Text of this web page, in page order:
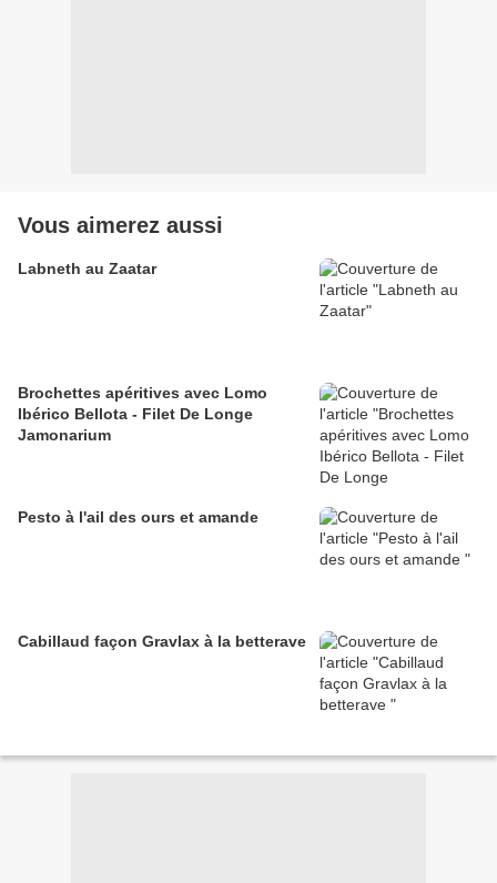
Vous aimerez aussi
Labneth au Zaatar
Brochettes apéritives avec Lomo
Ibérico Bellota - Filet De Longe
Jamonarium
Pesto à l'ail des ours et amande
Cabillaud façon Gravlax à la betterave